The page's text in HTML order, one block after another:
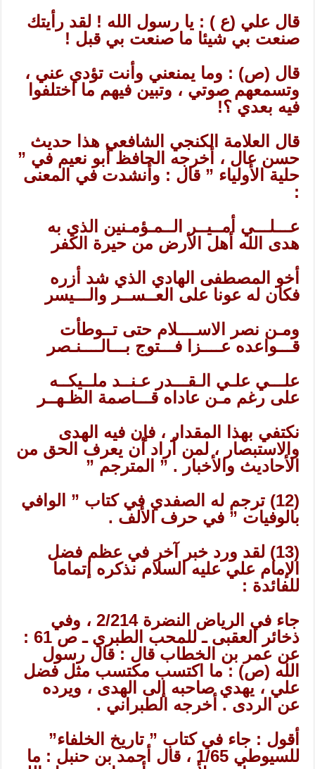
قال علي (ع ) : يا رسول الله ! لقد رأيتك
صنعت بي شيئا ما صنعت بي قبل !
قال (ص) : وما يمنعني وأنت تؤدي عني ،
وتسمعهم صوتي ، وتبين فيهم ما اختلفوا
فيه بعدي ؟!
قال العلامة الكنجي الشافعي هذا حديث
حسن عال ، أخرجه الحافظ أبو نعيم في ”
حلية الأولياء ” قال : وأنشدت في المعنى
:
عـــلـــي أمــيــر الــمـؤمـنين الذي به
هدى الله أهل الأرض من حيرة الكفر
أخو المصطفى الهادي الذي شد أزره
فكان له عونا على العــســر والـــيسر
ومـن نصر الاســــلام حتى تــوطأت
قـــواعده عــــزا فـــتوج بـــالــــنـصر
علـــي علـي الـقـــدر عـنــد ملــيكــه
على رغم مـن عاداه قـــاصمة الظـهــر
نكتفي بهذا المقدار ، فإن فيه الهدى
والاستبصار ، لمن أراد أن يعرف الحق من
الأحاديث والأخبار . ” المترجم ”
(12) ترجم له الصفدي في كتاب ” الوافي
بالوفيات ” في حرف الألف .
(13) لقد ورد خبر آخر في عظم فضل
الإمام علي عليه السلام نذكره إتماما
للفائدة :
جاء في الرياض النضرة 2/214 ، وفي
ذخائر العقبى ـ للمحب الطبري ـ ص 61 :
عن عمر بن الخطاب قال : قال رسول
الله (ص) : ما اكتسب مكتسب مثل فضل
علي ، يهدي صاحبه إلى الهدى ، ويرده
عن الردى . أخرجه الطبراني .
أقول : جاء في كتاب ” تاريخ الخلفاء”
للسيوطي 1/65 ، قال أحمد بن حنبل : ما